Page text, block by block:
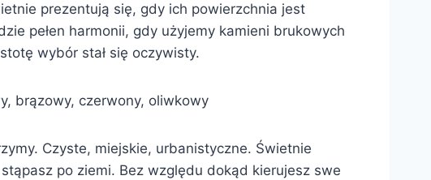
prezentują się, gdy ich powierzchnia jest
pełen harmonii, gdy użyjemy kamieni brukowych
wybór stał się oczywisty.
brązowy, czerwony, oliwkowy
Czyste, miejskie, urbanistyczne. Świetnie
po ziemi. Bez względu dokąd kierujesz swe